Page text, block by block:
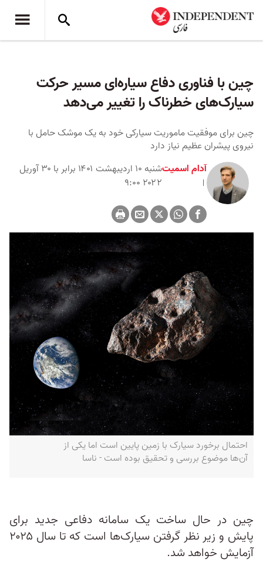
چین با فناوری دفاع سیاره‌ای مسیر حرکت
سیارک‌های خطرناک را تغییر می‌دهد
چین برای موفقیت ماموریت سیارکی خود به یک موشک حامل با
نیروی پیشران عظیم نیاز دارد
آدام اسمیت
شنبه ۱۰ اردیبهشت ۱۴۰۱ برابر با ۳۰ آوریل
۲۰۲۲ ۹:۰۰
احتمال برخورد سیارک با زمین پایین است اما یکی از
آن‌ها موضوع بررسی و تحقیق بوده است - ناسا
چین در حال ساخت یک سامانه دفاعی جدید برای
پایش و زیر نظر گرفتن سیارک‌ها است که تا سال ۲۰۲۵
آزمایش خواهد شد.